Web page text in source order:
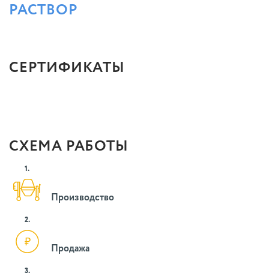
РАСТВОР
СЕРТИФИКАТЫ
СХЕМА РАБОТЫ
1.
Производство
2.
Продажа
3.